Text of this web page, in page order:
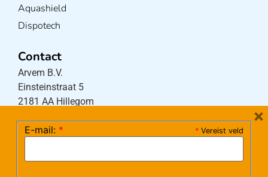
Aquashield
Dispotech
Contact
Arvem B.V.
Einsteinstraat 5
2181 AA Hillegom
(maandag – donderdag 08:30-17:15 uur / vrijdag
* Vereist veld
E-mail: *
×